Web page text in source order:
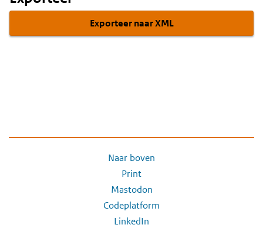
Exporteer naar XML
Naar boven
Print
Mastodon
Codeplatform
LinkedIn